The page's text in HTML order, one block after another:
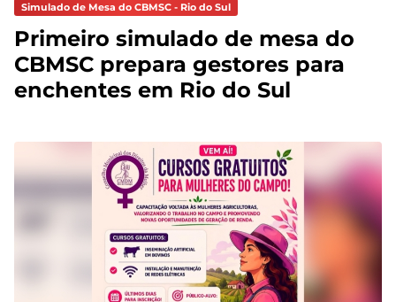
Simulado de Mesa do CBMSC - Rio do Sul
Primeiro simulado de mesa do
CBMSC prepara gestores para
enchentes em Rio do Sul